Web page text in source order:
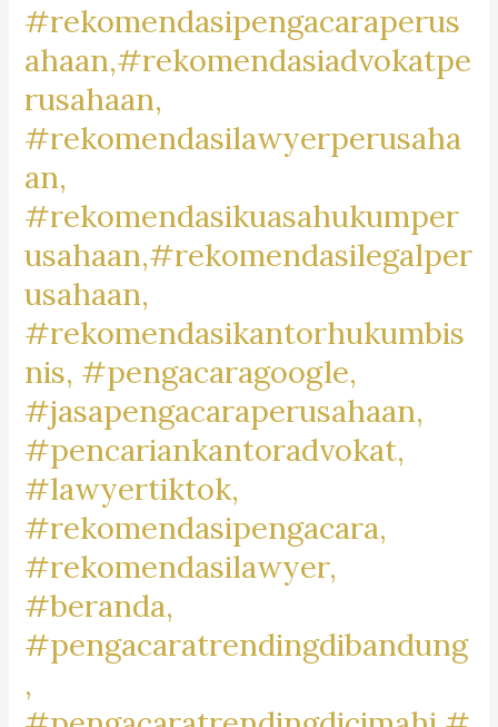
#MotorCommunityRancamanyar,
#JualBeliMotorRancamanyar,
#MotorDijualRancamanyar,
#RancamanyarMotorClub,
#RancamanyarBikeLife,
#RancamanyarMotorMark,
#MotorBaleendah,
#BaleendahRiders,
#BikersBaleendah,
#MotorCommunityBaleendah,
#JualBeliMotorBaleendah,
#MotorDijualBaleendah,
#BaleendahMotorClub,
#BaleendahBikeLife,
#MotorLoversBaleendah,
#BaleendahMotorMarket,
#rekomendasipengacaraperus
ahaan,#rekomendasiadvokatpe
rusahaan,
#rekomendasilawyerperusaha
an,
#rekomendasikuasahukumper
usahaan,#rekomendasilegalper
usahaan,
#rekomendasikantorhukumbis
nis, #pengacaragoogle,
#jasapengacaraperusahaan,
#pencariankantoradvokat,
#lawyertiktok,
#rekomendasipengacara,
#rekomendasilawyer,
#beranda,
#pengacaratrendingdibandung
,